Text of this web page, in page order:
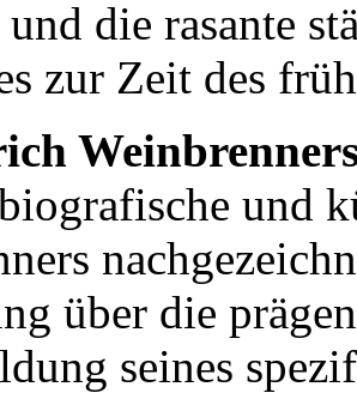
die rasante
zur Zeit des
und
über die
seines